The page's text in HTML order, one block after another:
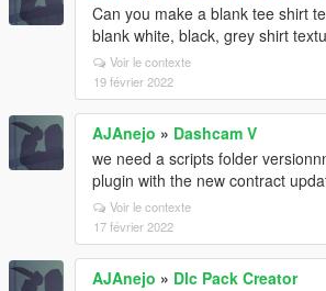
Can you make a blank tee shirt
blank white, black, grey shirt
Voir le contexte
19 février 2022
AJAnejo » Dashcam V
we need a scripts folder
plugin with the new contract
Voir le contexte
17 février 2022
AJAnejo » Dlc Pack Creator